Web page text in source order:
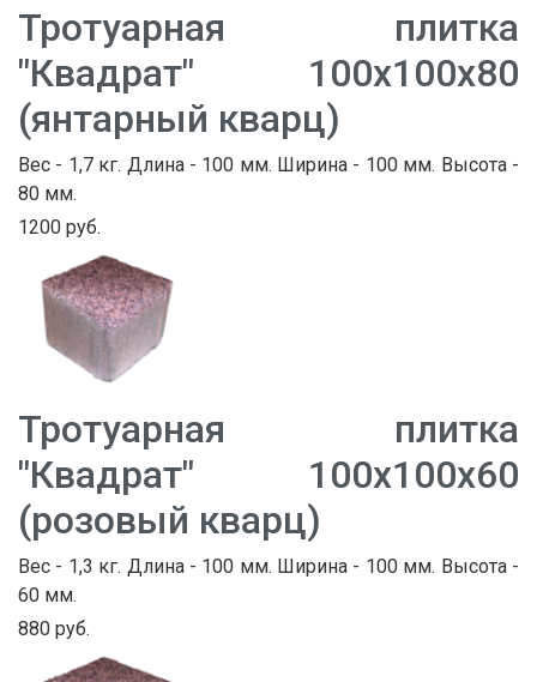
Тротуарная плитка
"Квадрат" 100х100х80
(янтарный кварц)
Вес - 1,7 кг. Длина - 100 мм. Ширина - 100 мм. Высота -
80 мм.
1200 руб.
Тротуарная плитка
"Квадрат" 100х100х60
(розовый кварц)
Вес - 1,3 кг. Длина - 100 мм. Ширина - 100 мм. Высота -
60 мм.
880 руб.